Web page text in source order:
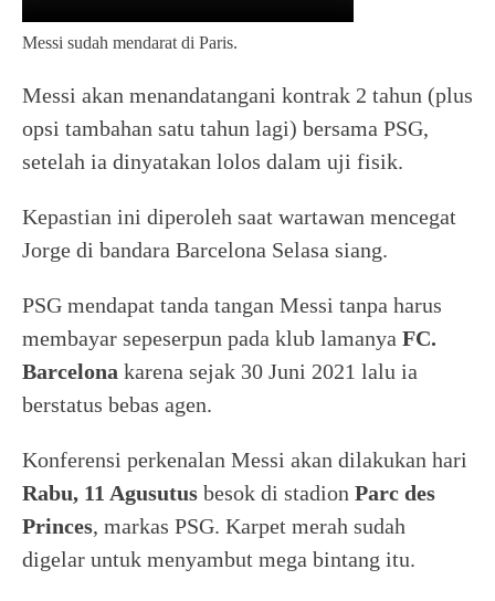
Messi sudah mendarat di Paris.
Messi akan menandatangani kontrak 2 tahun (plus
opsi tambahan satu tahun lagi) bersama PSG,
setelah ia dinyatakan lolos dalam uji fisik.
Kepastian ini diperoleh saat wartawan mencegat
Jorge di bandara Barcelona Selasa siang.
PSG mendapat tanda tangan Messi tanpa harus
membayar sepeserpun pada klub lamanya FC.
Barcelona karena sejak 30 Juni 2021 lalu ia
berstatus bebas agen.
Konferensi perkenalan Messi akan dilakukan hari
Rabu, 11 Agusutus besok di stadion Parc des
Princes, markas PSG. Karpet merah sudah
digelar untuk menyambut mega bintang itu.